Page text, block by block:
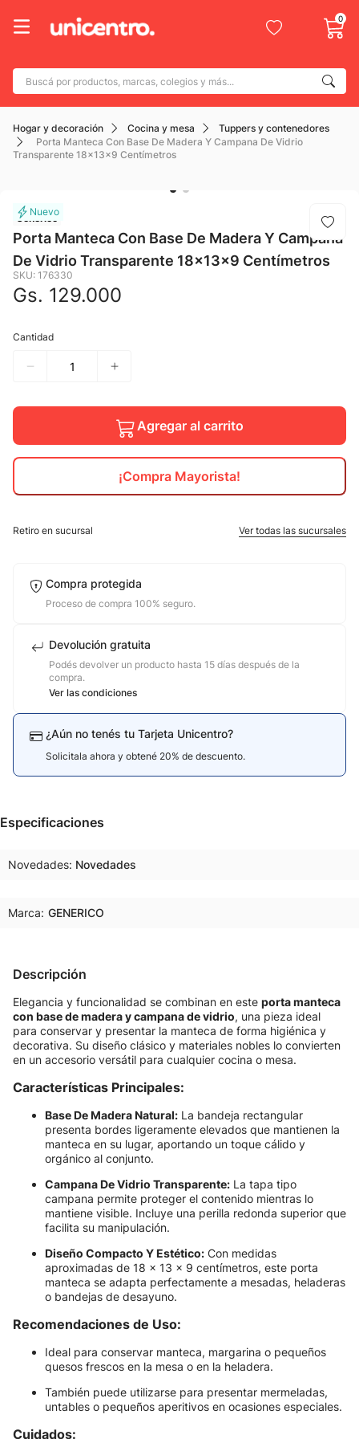
0
Buscá por productos, marcas, colegios y más...
Hogar y decoración Cocina y mesa
Tuppers y contenedores
Porta Manteca Con Base De Madera Y Campana De Vidrio
Transparente 18x13x9 Centímetros
Generico
Porta Manteca Con Base De Madera Y Campana
De Vidrio Transparente 18x13x9 Centímetros
SKU: 176330
Gs. 129.000
Cantidad
Agregar al carrito
¡Compra Mayorista!
Retiro en sucursal Ver todas las sucursales
Compra protegida
Proceso de compra 100% seguro.
Devolución gratuita
Podés devolver un producto hasta 15 días después de la
compra.
Ver las condiciones
¿Aún no tenés tu Tarjeta Unicentro?
Solicitala ahora y obtené 20% de descuento.
Especificaciones
Novedades Novedades
Marca: GENERICO
Descripción
Elegancia y funcionalidad se combinan en este porta manteca
con base de madera y campana de vidrio, una pieza ideal
para conservar y presentar la manteca de forma higiénica y
decorativa. Su diseño clásico y materiales nobles lo convierten
en un accesorio versátil para cualquier cocina o mesa.
Características Principales:
Base De Madera Natural: La bandeja rectangular
presenta bordes ligeramente elevados que mantienen la
manteca en su lugar, aportando un toque cálido y
orgánico al conjunto.
Campana De Vidrio Transparente: La tapa tipo
campana permite proteger el contenido mientras lo
mantiene visible. Incluye una perilla redonda superior que
facilita su manipulación.
Diseño Compacto Y Estético: Con medidas
aproximadas de 18 x 13 x 9 centímetros, este porta
manteca se adapta perfectamente a mesadas, heladeras
o bandejas de desayuno.
Recomendaciones de Uso:
Ideal para conservar manteca, margarina o pequeños
quesos frescos en la mesa o en la heladera.
También puede utilizarse para presentar mermeladas,
untables o pequeños aperitivos en ocasiones especiales.
Cuidados:
Términos más buscados
1 . adidas
2. champion
4.
5. caterpillar
6. mochila
7. nike
8.